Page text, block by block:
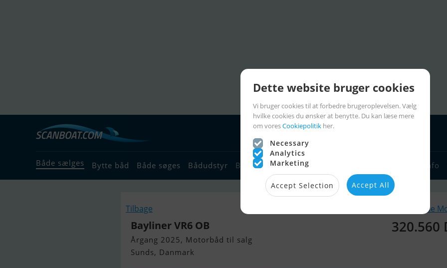
Både sælges Bytte båd Både søges Bådudstyr Bådforhandlere Sejlerlinks Sejlerinfo
Tilbage Lignende
Bayliner VR6 OB
Årgang 2025, Motorbåd til salg
Sunds, Danmark
320.560
Dette website bruger cookies
Vi bruger cookies til at forbedre brugeroplevelsen. Vælg
hvilke cookies du ønsker at benytte. Du kan læse mere
om voresCookiepolitik her.
Necessary
Analytics
Marketing
Accept Selection Accept All